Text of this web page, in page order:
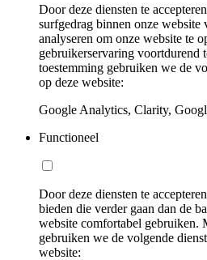
Door deze diensten te
surfgedrag binnen onze website
analyseren om onze website te
gebruikerservaring voortdurend
toestemming gebruiken we de
op deze website:
Google Analytics, Clarity,
Functioneel
Door deze diensten te
bieden die verder gaan dan de
website comfortabel gebruiken.
gebruiken we de volgende
website: